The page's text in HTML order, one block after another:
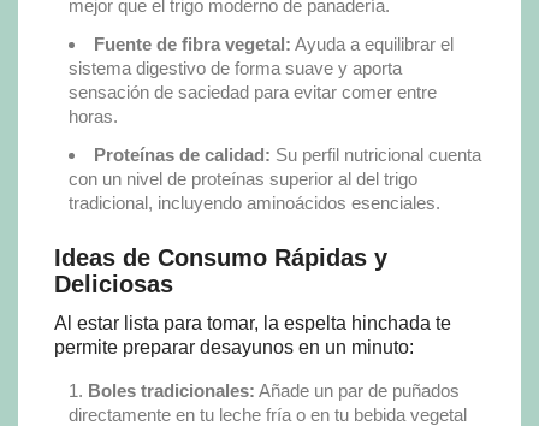
mejor que el trigo moderno de panadería.
Fuente de fibra vegetal: Ayuda a equilibrar el
sistema digestivo de forma suave y aporta
sensación de saciedad para evitar comer entre
horas.
Proteínas de calidad: Su perfil nutricional cuenta
con un nivel de proteínas superior al del trigo
tradicional, incluyendo aminoácidos esenciales.
Ideas de Consumo Rápidas y
Deliciosas
Al estar lista para tomar, la espelta hinchada te
permite preparar desayunos en un minuto:
Boles tradicionales: Añade un par de puñados
directamente en tu leche fría o en tu bebida vegetal